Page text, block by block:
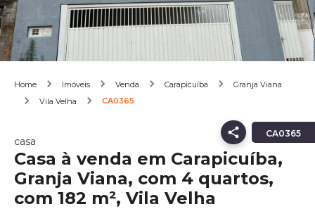
Home Imóveis Venda Carapicuíba
Granja Viana
Vila Velha
CA0365
CA0365
casa
Casa à venda em Carapicuíba,
Granja Viana, com 4 quartos,
com 182 m², Vila Velha